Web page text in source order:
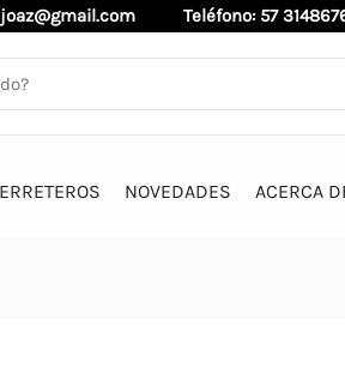
Teléfono: 57
NOVEDADES ACERCA